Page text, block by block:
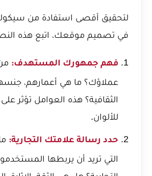
لتحقيق أقصى استفادة من
في تصميم موقعك، اتبع هذه
فهم جمهورك المستهدف:
عملاؤك؟ ما هي أعمارهم،
الثقافية؟ هذه العوامل تؤثر
للألوان.
حدد رسالة علامتك التجارية:
التي تريد أن يربطها